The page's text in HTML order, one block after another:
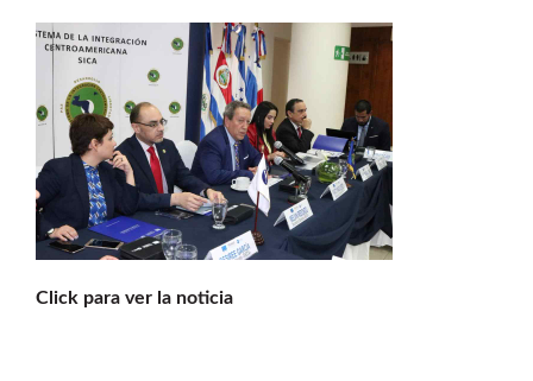
Temáticas
Buscar:
Click para ver la noticia